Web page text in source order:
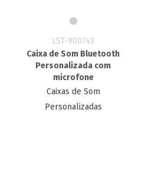
LST-900743
Caixa de Som Bluetooth
Personalizada com
microfone
Caixas de Som
Personalizadas